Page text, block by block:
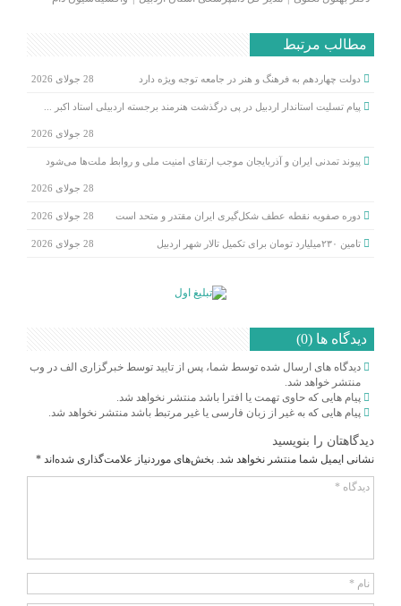
مطالب مرتبط
دولت چهاردهم به فرهنگ و هنر در جامعه توجه ویژه دارد 28 جولای 2026
پیام تسلیت استاندار اردبیل در پی درگذشت هنرمند برجسته اردبیلی استاد اکبر ...
28 جولای 2026
پیوند تمدنی ایران و آذربایجان موجب ارتقای امنیت ملی و روابط ملت‌ها می‌شود
28 جولای 2026
دوره صفویه نقطه عطف شکل‌گیری ایران مقتدر و متحد است 28 جولای 2026
تامین ۲۳۰میلیارد تومان برای تکمیل تالار شهر اردبیل 28 جولای 2026
دیدگاه ها (0)
دیدگاه های ارسال شده توسط شما، پس از تایید توسط خبرگزاری الف در وب
منتشر خواهد شد.
پیام هایی که حاوی تهمت یا افترا باشد منتشر نخواهد شد.
پیام هایی که به غیر از زبان فارسی یا غیر مرتبط باشد منتشر نخواهد شد.
دیدگاهتان را بنویسید
نشانی ایمیل شما منتشر نخواهد شد. بخش‌های موردنیاز علامت‌گذاری شده‌اند *
دیدگاه *
نام *